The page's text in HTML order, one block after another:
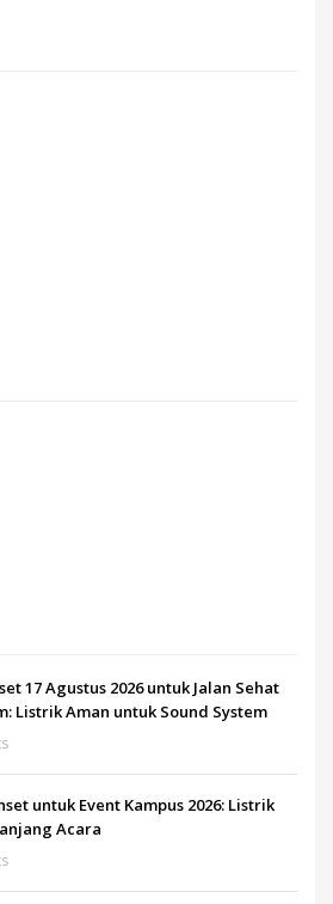
17 Agustus 2026 untuk Jalan Sehat
Listrik Aman untuk Sound System
untuk Event Kampus 2026: Listrik
Acara